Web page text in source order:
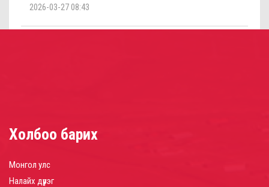
2026-03-27 08:43
Холбоо барих
Монгол улс
Налайх дүүрэг